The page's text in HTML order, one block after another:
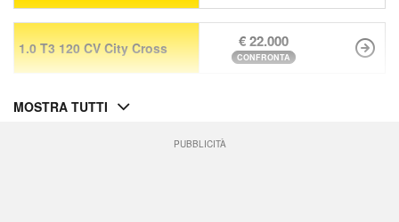
1.0 T3 120 CV City Cross € 22.000
CONFRONTA
MOSTRA TUTTI
PUBBLICITÀ